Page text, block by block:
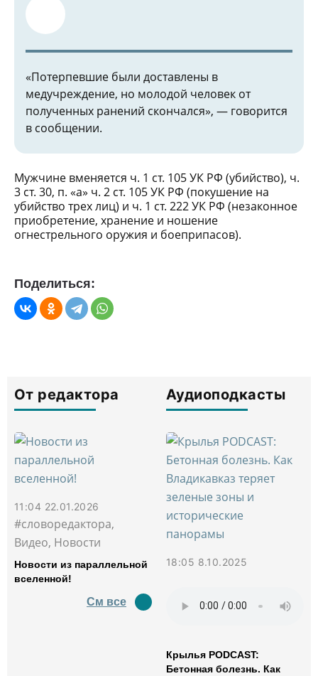
«Потерпевшие были доставлены в
медучреждение, но молодой человек от
полученных ранений скончался», — говорится
в сообщении.
Мужчине вменяется ч. 1 ст. 105 УК РФ (убийство), ч.
3 ст. 30, п. «а» ч. 2 ст. 105 УК РФ (покушение на
убийство трех лиц) и ч. 1 ст. 222 УК РФ (незаконное
приобретение, хранение и ношение
огнестрельного оружия и боеприпасов).
Поделиться:
От редактора
11:04 22.01.2026
#словоредактора,
Видео, Новости
Новости из параллельной
вселенной!
См все
Аудиоподкасты
18:05 8.10.2025
Крылья PODCAST:
Бетонная болезнь. Как